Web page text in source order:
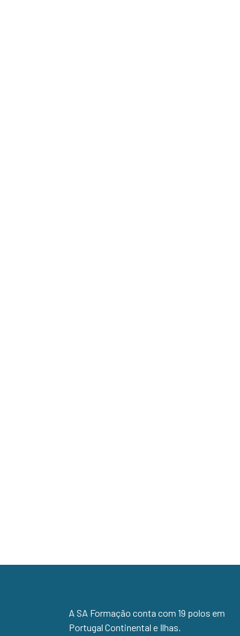
A SA Formação conta com 19 polos em
Portugal Continental e Ilhas.